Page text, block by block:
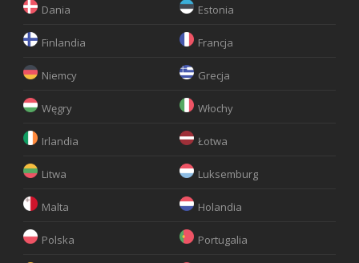
Dania Estonia
Finlandia Francja
Niemcy Grecja
Węgry Włochy
Irlandia Łotwa
Litwa Luksemburg
Malta Holandia
Polska Portugalia